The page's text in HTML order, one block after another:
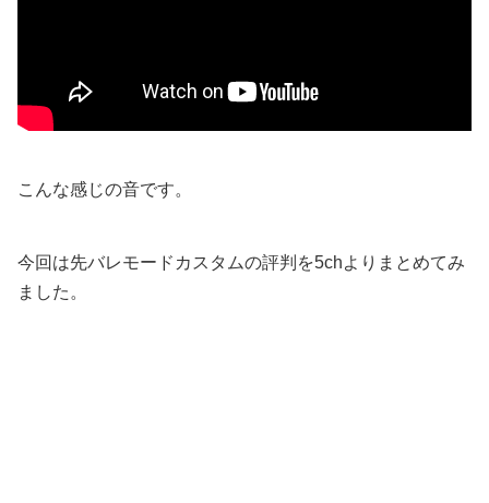
こんな感じの音です。
今回は先バレモードカスタムの評判を5chよりまとめてみ
ました。